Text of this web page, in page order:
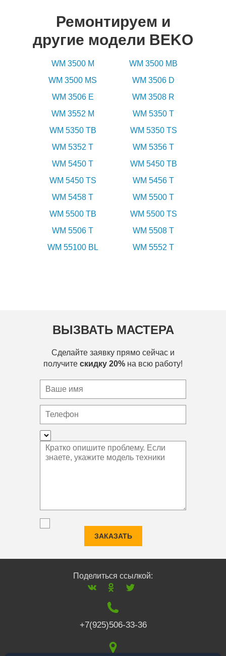
Ремонтируем и
другие модели BEKO
WM 3500 M
WM 3500 MB
WM 3500 MS
WM 3506 D
WM 3506 E
WM 3508 R
WM 3552 M
WM 5350 T
WM 5350 TB
WM 5350 TS
WM 5352 T
WM 5356 T
WM 5450 T
WM 5450 TB
WM 5450 TS
WM 5456 T
WM 5458 T
WM 5500 T
WM 5500 TB
WM 5500 TS
WM 5506 T
WM 5508 T
WM 55100 BL
WM 5552 T
ВЫЗВАТЬ МАСТЕРА
Сделайте заявку прямо сейчас и
получите скидку 20% на всю работу!
ЗАКАЗАТЬ
Поделиться ссылкой:
+7(925)506-33-36